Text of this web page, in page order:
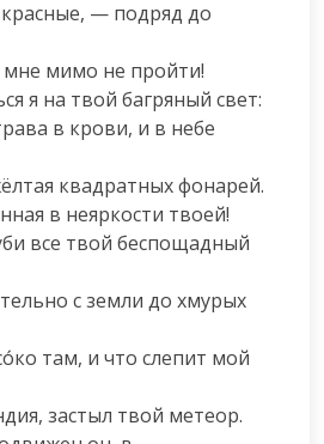
— подряд до
мне мимо не пройти!
я на твой багряный свет:
в крови, и в небе
квадратных фонарей.
в неяркости твоей!
все твой беспощадный
с земли до хмурых
там, и что слепит мой
застыл твой метеор.